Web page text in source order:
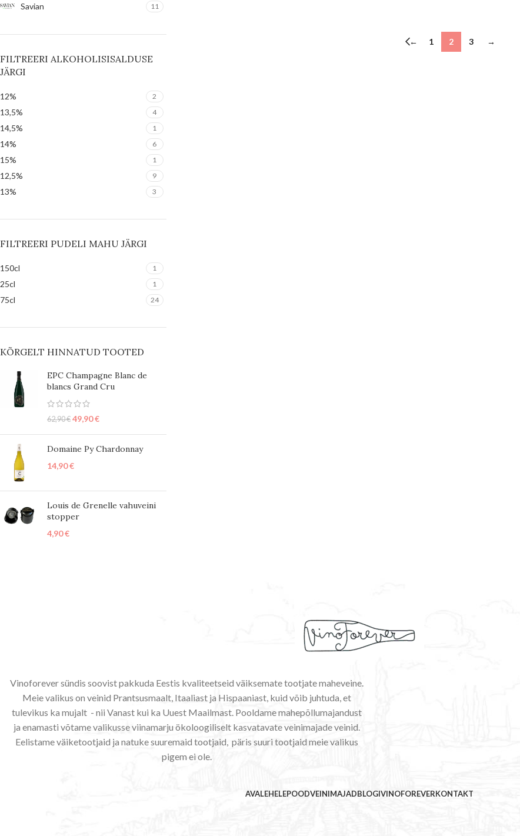
Savian 11
FILTREERI ALKOHOLISISALDUSE
JÄRGI
12% 2
13,5% 4
14,5% 1
14% 6
15% 1
12,5% 9
13% 3
FILTREERI PUDELI MAHU JÄRGI
150cl 1
25cl 1
75cl 24
KÕRGELT HINNATUD TOOTED
EPC Champagne Blanc de
blancs Grand Cru
62,90€ 49,90€
Domaine Py Chardonnay
14,90€
Louis de Grenelle vahuveini
stopper
4,90€
← 1 2 3 →
Vinoforever sündis soovist pakkuda Eestis kvaliteetseid väiksemate tootjate maheveine.
Meie valikus on veinid Prantsusmaalt, Itaaliast ja Hispaaniast, kuid võib juhtuda, et
tulevikus ka mujalt - nii Vanast kui ka Uuest Maailmast. Pooldame mahepõllumajandust
ja enamasti võtame valikusse viinamarju ökoloogiliselt kasvatavate veinimajade veinid.
Eelistame väiketootjaid ja natuke suuremaid tootjaid, päris suuri tootjaid meie valikus
pigem ei ole.
AVALEHELEPOODVEINIMAJADBLOGIVINOFOREVERKONTAKT